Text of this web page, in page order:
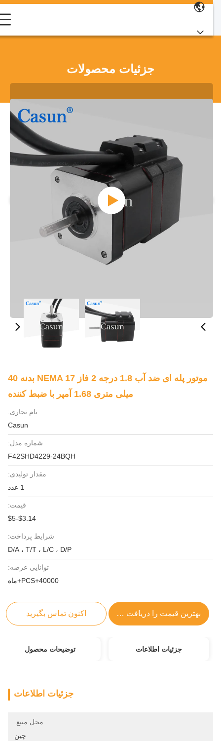
جزئیات محصولات
موتور پله ای ضد آب 1.8 درجه 2 فاز NEMA 17 بدنه 40
میلی متری 1.68 آمپر با ضبط کننده
نام تجاری:
Casun
شماره مدل:
F42SHD4229-24BQH
مقدار تولیدی:
قیمت:
$3.14-$5
شرایط پرداخت:
D/A ، T/T ، L/C ، D/P
توانایی عرضه:
40000+PCS+ماه
بهترین قیمت را دریافت کنید اکنون تماس بگیرید
جزئیات اطلاعات توضیحات محصول
جزئیات اطلاعات
محل منبع:
چین